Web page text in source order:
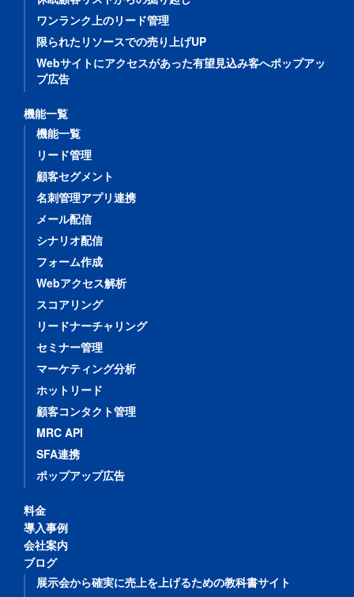
ワンランク上のリード管理
限られたリソースでの売り上げUP
Webサイトにアクセスがあった有望見込み客へポップアッ
プ広告
機能一覧
機能一覧
リード管理
顧客セグメント
名刺管理アプリ連携
メール配信
シナリオ配信
フォーム作成
Webアクセス解析
スコアリング
リードナーチャリング
セミナー管理
マーケティング分析
ホットリード
顧客コンタクト管理
MRC API
SFA連携
ポップアップ広告
料金
導入事例
会社案内
ブログ
展示会から確実に売上を上げるための教科書サイト